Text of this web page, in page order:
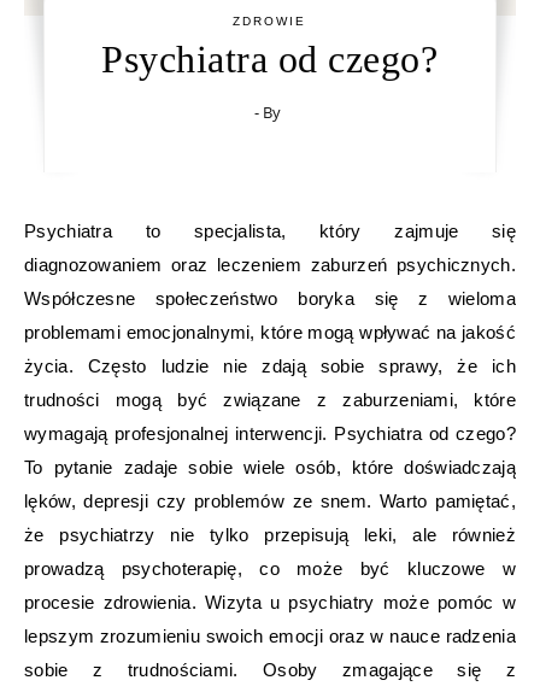
ZDROWIE
Psychiatra od czego?
- By
Psychiatra to specjalista, który zajmuje się
diagnozowaniem oraz leczeniem zaburzeń psychicznych.
Współczesne społeczeństwo boryka się z wieloma
problemami emocjonalnymi, które mogą wpływać na jakość
życia. Często ludzie nie zdają sobie sprawy, że ich
trudności mogą być związane z zaburzeniami, które
wymagają profesjonalnej interwencji. Psychiatra od czego?
To pytanie zadaje sobie wiele osób, które doświadczają
lęków, depresji czy problemów ze snem. Warto pamiętać,
że psychiatrzy nie tylko przepisują leki, ale również
prowadzą psychoterapię, co może być kluczowe w
procesie zdrowienia. Wizyta u psychiatry może pomóc w
lepszym zrozumieniu swoich emocji oraz w nauce radzenia
sobie z trudnościami. Osoby zmagające się z